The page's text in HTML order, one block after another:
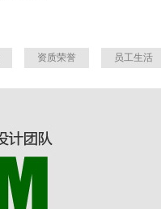
资质荣誉 员工生活